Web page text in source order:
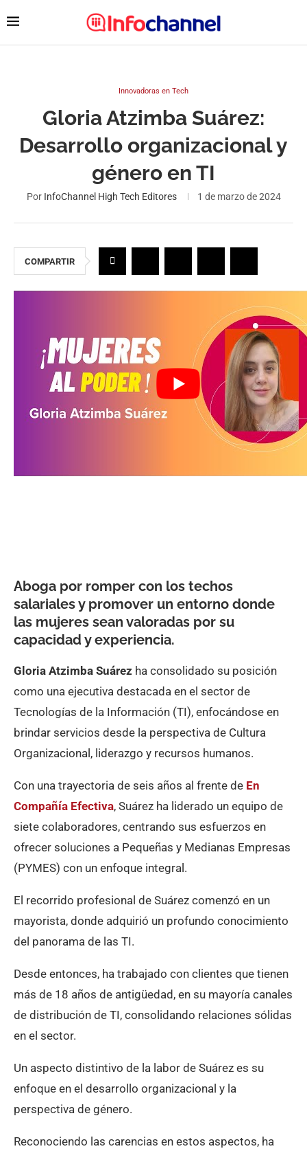
Innovadoras en Tech
Gloria Atzimba Suárez:
Desarrollo organizacional y
género en TI
Por InfoChannel High Tech Editores 1 de marzo de 2024
COMPARTIR
Aboga por romper con los techos
salariales y promover un entorno donde
las mujeres sean valoradas por su
capacidad y experiencia.
Gloria Atzimba Suárez ha consolidado su posición
como una ejecutiva destacada en el sector de
Tecnologías de la Información (TI), enfocándose en
brindar servicios desde la perspectiva de Cultura
Organizacional, liderazgo y recursos humanos.
Con una trayectoria de seis años al frente de En
Compañía Efectiva, Suárez ha liderado un equipo de
siete colaboradores, centrando sus esfuerzos en
ofrecer soluciones a Pequeñas y Medianas Empresas
(PYMES) con un enfoque integral.
El recorrido profesional de Suárez comenzó en un
mayorista, donde adquirió un profundo conocimiento
del panorama de las TI.
Desde entonces, ha trabajado con clientes que tienen
más de 18 años de antigüedad, en su mayoría canales
de distribución de TI, consolidando relaciones sólidas
en el sector.
Un aspecto distintivo de la labor de Suárez es su
enfoque en el desarrollo organizacional y la
perspectiva de género.
Reconociendo las carencias en estos aspectos, ha